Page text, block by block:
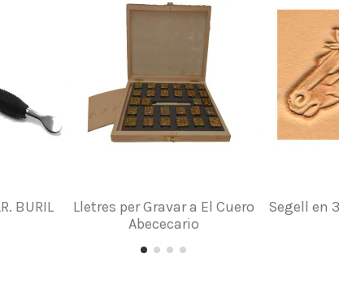
BURIL
Lletres per Gravar a El Cuero
Abececario
Segell en